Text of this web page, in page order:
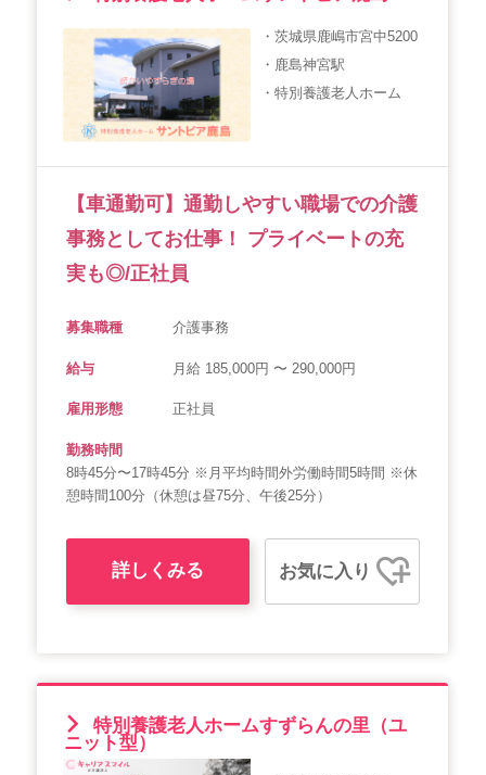
・茨城県鹿嶋市宮中5200
・鹿島神宮駅
・特別養護老人ホーム
【車通勤可】通勤しやすい職場での介護
事務としてお仕事！ プライベートの充
実も◎/正社員
募集職種 介護事務
給与 月給 185,000円 〜 290,000円
雇用形態 正社員
勤務時間
8時45分〜17時45分 ※月平均時間外労働時間5時間 ※休
憩時間100分（休憩は昼75分、午後25分）
詳しくみる お気に入り
特別養護老人ホームすずらんの里（ユ
ニット型）